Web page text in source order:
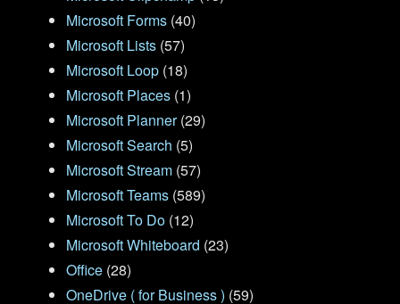
Microsoft Forms (40)
Microsoft Lists (57)
Microsoft Loop (18)
Microsoft Places (1)
Microsoft Planner(29)
Microsoft Search (5)
Microsoft Stream (57)
Microsoft Teams (589)
Microsoft To Do (12)
Microsoft Whiteboard (23)
Office (28)
OneDrive ( for Business ) (59)